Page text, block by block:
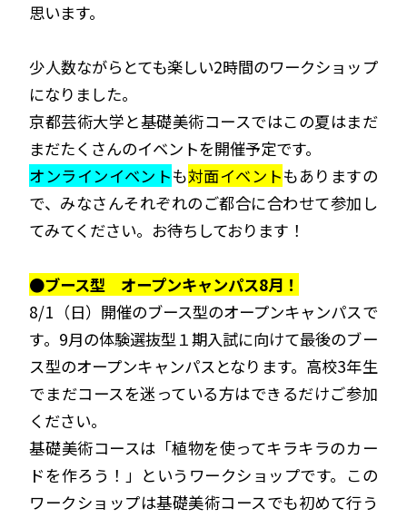
思います。
少人数ながらとても楽しい2時間のワークショップ
になりました。
京都芸術大学と基礎美術コースではこの夏はまだ
まだたくさんのイベントを開催予定です。
オンラインイベントも対面イベントもありますの
で、みなさんそれぞれのご都合に合わせて参加し
てみてください。お待ちしております！
●ブース型 オープンキャンパス8月！
8/1（日）開催のブース型のオープンキャンパスで
す。9月の体験選抜型１期入試に向けて最後のブー
ス型のオープンキャンパスとなります。高校3年生
でまだコースを迷っている方はできるだけご参加
ください。
基礎美術コースは「植物を使ってキラキラのカー
ドを作ろう！」というワークショップです。この
ワークショップは基礎美術コースでも初めて行う